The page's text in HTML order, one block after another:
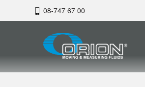
08-747 67 00